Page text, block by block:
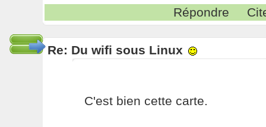
Répondre
Re: Du wifi sous Linux
C'est bien cette carte.